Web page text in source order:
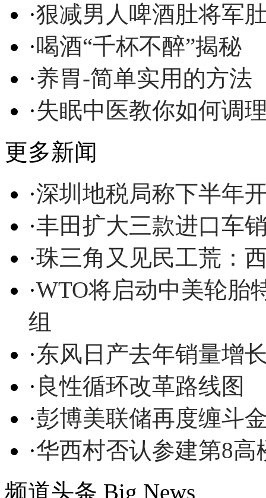
·狠减男人啤酒肚将军
·喝酒“千杯不醉”揭秘
·养胃-简单实用的方法
·失眠中医教你如何调
更多新闻
·深圳地税局称下半年
·丰田扩大三款进口车
·珠三角又见民工荒：
·WTO将启动中美轮胎
组
·东风日产去年销量增
· 良性循环改革路线图
·彭博美联储再度缠斗
·华西村否认参建第8高
频道头条 Big News